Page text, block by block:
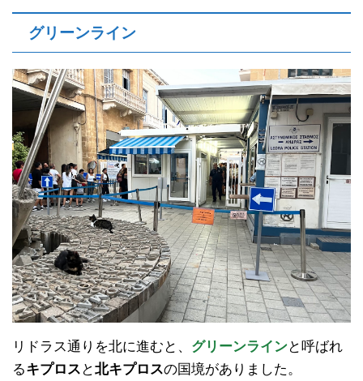
グリーンライン
リドラス通りを北に進むと、 グリーンラインと呼ばれ
るキプロス と北キプロスの国境がありました。